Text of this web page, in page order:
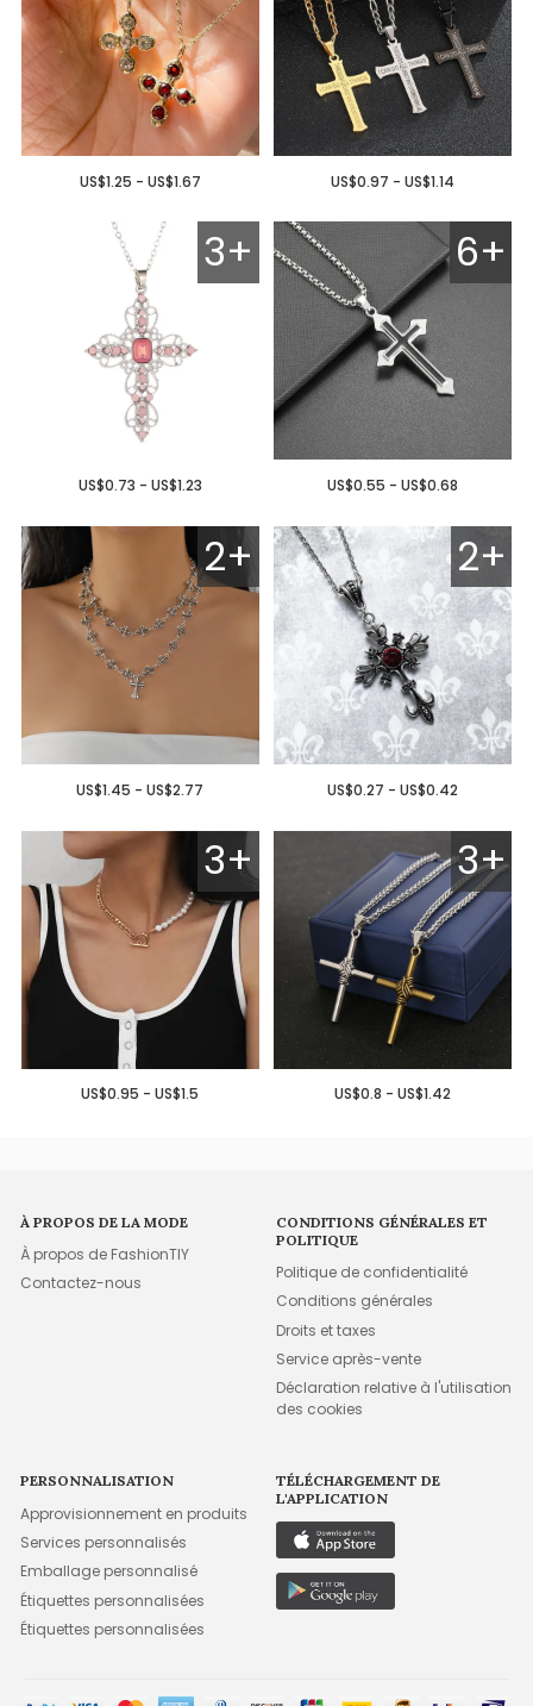
US$1.25 - US$1.67 US$0.97 - US$1.14
3+
US$0.73 - US$1.23
6+
US$0.55 - US$0.68
2+
US$1.45 - US$2.77
2+
US$0.27 - US$0.42
3+
US$0.95 - US$1.5
3+
US$0.8 - US$1.42
À PROPOS DE LA MODE
À propos de FashionTIY
Contactez-nous
CONDITIONS GÉNÉRALES ET
POLITIQUE
Politique de confidentialité
Conditions générales
Droits et taxes
Service après-vente
Déclaration relative à l'utilisation
des cookies
PERSONNALISATION
Approvisionnement en produits
Services personnalisés
Emballage personnalisé
Étiquettes personnalisées
Étiquettes personnalisées
TÉLÉCHARGEMENT DE
L'APPLICATION